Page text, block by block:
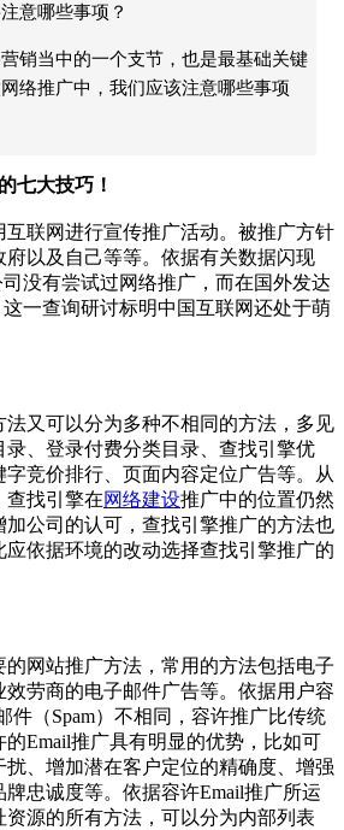
意哪些事项？
销当中的一个支节，也是最基础关键
络推广中，我们应该注意哪些事项
七大技巧！
互联网进行宣传推广活动。被推广方针
以及自己等等。依据有关数据闪现
司没有尝试过网络推广，而在国外发达
一查询研讨标明中国互联网还处于萌
又可以分为多种不相同的方法，多见
录、登录付费分类目录、查找引擎优
竞价排行、页面内容定位广告等。从
查找引擎在网络建设推广中的位置仍然
公司的认可，查找引擎推广的方法也
依据环境的改动选择查找引擎推广的
网站推广方法，常用的方法包括电子
劳商的电子邮件广告等。依据用户容
件（Spam）不相同，容许推广比传统
Email推广具有明显的优势，比如可
扰、增加潜在客户定位的精确度、增强
忠诚度等。依据容许Email推广所运
资源的所有方法，可以分为内部列表